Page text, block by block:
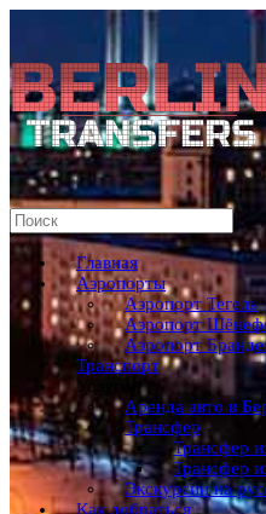
Главная
Аэропорты
Аэропорт Тегель
Аэропорт
Аэропорт
Транспорт
Услуги
Аренда авто в
Трансфер
Трансфер
Трансфер
Экскурсии на
Как добраться